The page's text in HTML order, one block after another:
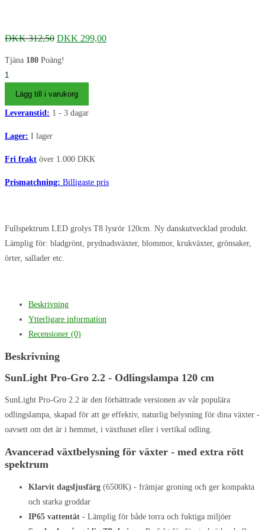
DKK312,50 Det
priset
var:
DKK 299,00Det
Tjäna 180 Poäng!
SunLight
Pro-
Gro
2.2
T8
armatur
36Watt
Lägg till i varukorg
Leveranstid: 1 - 3 dagar
Lager: I lager
Fri frakt över 1.000 DKK
Prismatchning: Billigaste pris
Fullspektrum LED grolys T8 lysrör 120cm. Ny danskutvecklad produkt.
Lämplig för: bladgrönt, prydnadsväxter, blommor, krukväxter, grönsaker,
örter, sallader etc.
Beskrivning
Ytterligare information
Recensioner (0)
Beskrivning
SunLight Pro-Gro 2.2 - Odlingslampa 120 cm
SunLight Pro-Gro 2.2 är den förbättrade versionen av vår populära
odlingslampa, skapad för att ge effektiv, naturlig belysning för dina växter -
oavsett om det är i hemmet, i växthuset eller i vertikal odling.
Avancerad växtbelysning för växter - med extra rött
spektrum
Klarvit dagsljusfärg (6500K) - främjar groning och ger kompakta
och starka groddar
IP65 vattentät - Lämplig för både torra och fuktiga miljöer